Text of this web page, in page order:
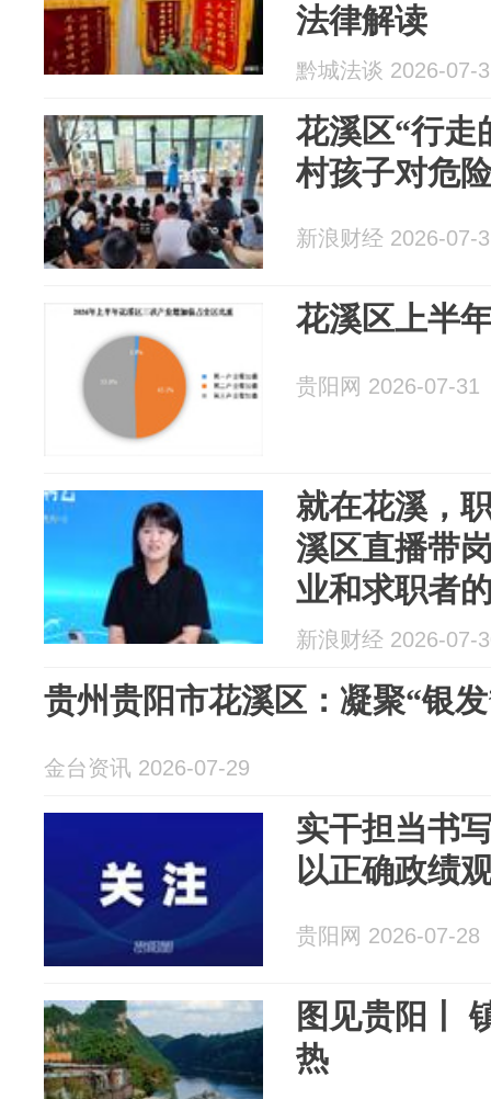
法律解读
黔城法谈 2026-07-
花溪区“行走
村孩子对危
新浪财经 2026-07-
花溪区上半
贵阳网 2026-07-31
就在花溪，
溪区直播带
业和求职者
新浪财经 2026-07-
贵州贵阳市花溪区：凝聚“银
金台资讯 2026-07-29
实干担当书
以正确政绩
贵阳网 2026-07-28
图见贵阳丨
热